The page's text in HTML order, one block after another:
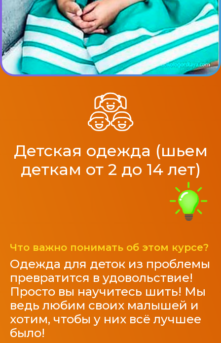
Детская одежда (шьем
деткам от 2 до 14 лет)
Что важно понимать об этом курсе?
Одежда для деток из проблемы
превратится в удовольствие!
Просто вы научитесь шить! Мы
ведь любим своих малышей и
хотим, чтобы у них всё лучшее
было!